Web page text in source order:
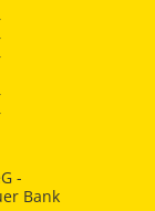
-
Bank